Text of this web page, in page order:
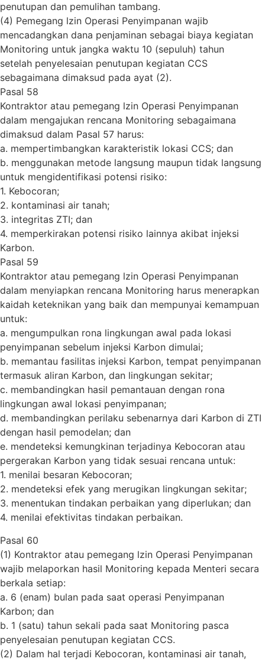
penutupan dan pemulihan tambang.
(4) Pemegang lzin Operasi Penyimpanan wajib
mencadangkan dana penjaminan sebagai biaya kegiatan
Monitoring untuk jangka waktu 10 (sepuluh) tahun
setelah penyelesaian penutupan kegiatan CCS
sebagaimana dimaksud pada ayat (2).
Pasal 58
Kontraktor atau pemegang lzin Operasi Penyimpanan
dalam mengajukan rencana Monitoring sebagaimana
dimaksud dalam Pasal 57 harus:
a. mempertimbangkan karakteristik lokasi CCS; dan
b. menggunakan metode langsung maupun tidak langsung
untuk mengidentifikasi potensi risiko:
1. Kebocoran;
2. kontaminasi air tanah;
3. integritas ZTI; dan
4. memperkirakan potensi risiko lainnya akibat injeksi
Karbon.
Pasal 59
Kontraktor atau pemegang lzin Operasi Penyimpanan
dalam menyiapkan rencana Monitoring harus menerapkan
kaidah keteknikan yang baik dan mempunyai kemampuan
untuk:
a. mengumpulkan rona lingkungan awal pada lokasi
penyimpanan sebelum injeksi Karbon dimulai;
b. memantau fasilitas injeksi Karbon, tempat penyimpanan
termasuk aliran Karbon, dan lingkungan sekitar;
c. membandingkan hasil pemantauan dengan rona
lingkungan awal lokasi penyimpanan;
d. membandingkan perilaku sebenarnya dari Karbon di ZTI
dengan hasil pemodelan; dan
e. mendeteksi kemungkinan terjadinya Kebocoran atau
pergerakan Karbon yang tidak sesuai rencana untuk:
1. menilai besaran Kebocoran;
2. mendeteksi efek yang merugikan lingkungan sekitar;
3. menentukan tindakan perbaikan yang diperlukan; dan
4. menilai efektivitas tindakan perbaikan.
Pasal 60
(1) Kontraktor atau pemegang lzin Operasi Penyimpanan
wajib melaporkan hasil Monitoring kepada Menteri secara
berkala setiap:
a. 6 (enam) bulan pada saat operasi Penyimpanan
Karbon; dan
b. 1 (satu) tahun sekali pada saat Monitoring pasca
penyelesaian penutupan kegiatan CCS.
(2) Dalam hal terjadi Kebocoran, kontaminasi air tanah,